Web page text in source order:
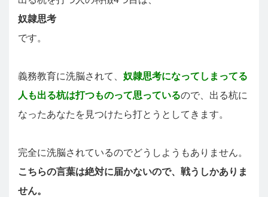
奴隷思考
です。
義務教育に洗脳されて、 奴隷思考になってしまってる
人も出る杭は打つものって思っているので、出る杭に
なったあなたを見つけたら打とうとしてきます。
完全に洗脳されているのでどうしようもありません。
こちらの言葉は絶対に届かないので、戦うしかありま
せん。